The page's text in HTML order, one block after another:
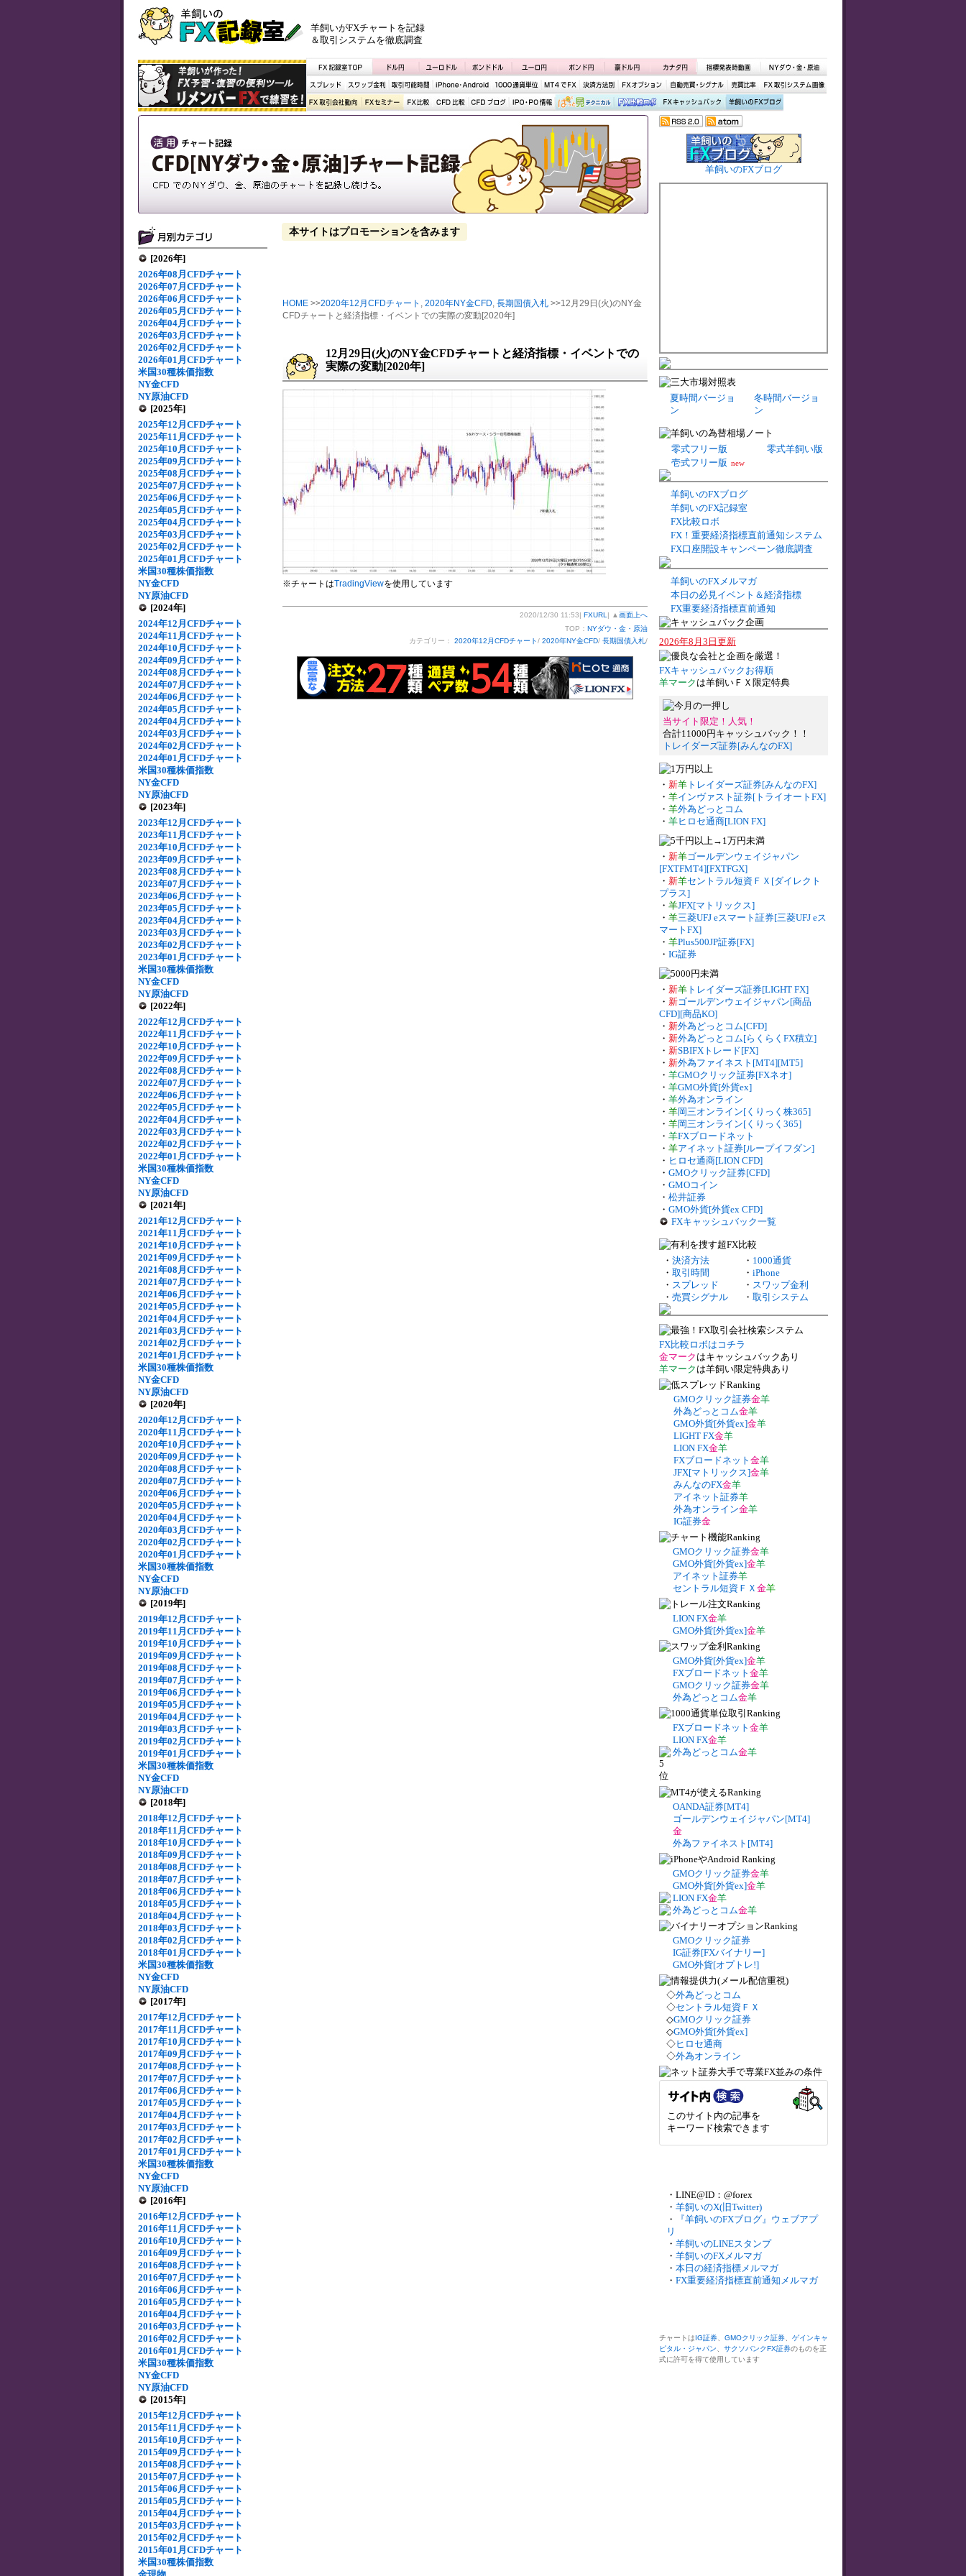
羊飼いがFXチャートを記録
＆取引システムを徹底調査
[2026年]
2026年08月CFDチャート
2026年07月CFDチャート
2026年06月CFDチャート
2026年05月CFDチャート
2026年04月CFDチャート
2026年03月CFDチャート
2026年02月CFDチャート
2026年01月CFDチャート
米国30種株価指数
NY金CFD
NY原油CFD
[2025年]
2025年12月CFDチャート
2025年11月CFDチャート
2025年10月CFDチャート
2025年09月CFDチャート
2025年08月CFDチャート
2025年07月CFDチャート
2025年06月CFDチャート
2025年05月CFDチャート
2025年04月CFDチャート
2025年03月CFDチャート
2025年02月CFDチャート
2025年01月CFDチャート
米国30種株価指数
NY金CFD
NY原油CFD
[2024年]
2024年12月CFDチャート
2024年11月CFDチャート
2024年10月CFDチャート
2024年09月CFDチャート
2024年08月CFDチャート
2024年07月CFDチャート
2024年06月CFDチャート
2024年05月CFDチャート
2024年04月CFDチャート
2024年03月CFDチャート
2024年02月CFDチャート
2024年01月CFDチャート
米国30種株価指数
NY金CFD
NY原油CFD
[2023年]
2023年12月CFDチャート
2023年11月CFDチャート
2023年10月CFDチャート
2023年09月CFDチャート
2023年08月CFDチャート
2023年07月CFDチャート
2023年06月CFDチャート
2023年05月CFDチャート
2023年04月CFDチャート
2023年03月CFDチャート
2023年02月CFDチャート
2023年01月CFDチャート
米国30種株価指数
NY金CFD
NY原油CFD
[2022年]
2022年12月CFDチャート
2022年11月CFDチャート
2022年10月CFDチャート
2022年09月CFDチャート
2022年08月CFDチャート
2022年07月CFDチャート
2022年06月CFDチャート
2022年05月CFDチャート
2022年04月CFDチャート
2022年03月CFDチャート
2022年02月CFDチャート
2022年01月CFDチャート
米国30種株価指数
NY金CFD
NY原油CFD
[2021年]
2021年12月CFDチャート
2021年11月CFDチャート
2021年10月CFDチャート
2021年09月CFDチャート
2021年08月CFDチャート
2021年07月CFDチャート
2021年06月CFDチャート
2021年05月CFDチャート
2021年04月CFDチャート
2021年03月CFDチャート
2021年02月CFDチャート
2021年01月CFDチャート
米国30種株価指数
NY金CFD
NY原油CFD
[2020年]
2020年12月CFDチャート
2020年11月CFDチャート
2020年10月CFDチャート
2020年09月CFDチャート
2020年08月CFDチャート
2020年07月CFDチャート
2020年06月CFDチャート
2020年05月CFDチャート
2020年04月CFDチャート
2020年03月CFDチャート
2020年02月CFDチャート
2020年01月CFDチャート
米国30種株価指数
NY金CFD
NY原油CFD
[2019年]
2019年12月CFDチャート
2019年11月CFDチャート
2019年10月CFDチャート
2019年09月CFDチャート
2019年08月CFDチャート
2019年07月CFDチャート
2019年06月CFDチャート
2019年05月CFDチャート
2019年04月CFDチャート
2019年03月CFDチャート
2019年02月CFDチャート
2019年01月CFDチャート
米国30種株価指数
NY金CFD
NY原油CFD
[2018年]
2018年12月CFDチャート
2018年11月CFDチャート
2018年10月CFDチャート
2018年09月CFDチャート
2018年08月CFDチャート
2018年07月CFDチャート
2018年06月CFDチャート
2018年05月CFDチャート
2018年04月CFDチャート
2018年03月CFDチャート
2018年02月CFDチャート
2018年01月CFDチャート
米国30種株価指数
NY金CFD
NY原油CFD
[2017年]
2017年12月CFDチャート
2017年11月CFDチャート
2017年10月CFDチャート
2017年09月CFDチャート
2017年08月CFDチャート
2017年07月CFDチャート
2017年06月CFDチャート
2017年05月CFDチャート
2017年04月CFDチャート
2017年03月CFDチャート
2017年02月CFDチャート
2017年01月CFDチャート
米国30種株価指数
NY金CFD
NY原油CFD
[2016年]
2016年12月CFDチャート
2016年11月CFDチャート
2016年10月CFDチャート
2016年09月CFDチャート
2016年08月CFDチャート
2016年07月CFDチャート
2016年06月CFDチャート
2016年05月CFDチャート
2016年04月CFDチャート
2016年03月CFDチャート
2016年02月CFDチャート
2016年01月CFDチャート
米国30種株価指数
NY金CFD
NY原油CFD
[2015年]
2015年12月CFDチャート
2015年11月CFDチャート
2015年10月CFDチャート
2015年09月CFDチャート
2015年08月CFDチャート
2015年07月CFDチャート
2015年06月CFDチャート
2015年05月CFDチャート
2015年04月CFDチャート
2015年03月CFDチャート
2015年02月CFDチャート
2015年01月CFDチャート
米国30種株価指数
本サイトはプロモーションを含みます
HOME >>2020年12月CFDチャート , 2020年NY金CFD, 長期国債入札 >>12月29日(火)のNY金
CFDチャートと経済指標・イベントでの実際の変動[2020年]
12月29日(火)のNY金CFDチャートと経済指標・イベントでの
実際の変動[2020年]
※チャートはTradingViewを使用しています
2020/12/30 11:53| FXURL | ▲ 画面上へ
TOP： NYダウ・金・原油
カテゴリー： 2020年12月CFDチャート/ 2020年NY金CFD/ 長期国債入札/
羊飼いのFXブログ
夏時間バージョ
ン
冬時間バージョ
ン
零式フリー版
零式羊飼い版
壱式フリー版 new
羊飼いのFXブログ
羊飼いのFX記録室
FX比較ロボ
FX！重要経済指標直前通知システム
FX口座開設キャンペーン徹底調査
羊飼いのFXメルマガ
本日の必見イベント＆経済指標
FX重要経済指標直前通知
2026年8月3日更新
FXキャッシュバックお得順
羊マーク は羊飼いＦＸ限定特典
当サイト限定！人気！
合計11000円キャッシュバック！！
トレイダーズ証券[みんなのFX]
・ 新羊 トレイダーズ証券[みんなのFX]
・ 羊インヴァスト証券[トライオートFX]
・ 羊外為どっとコム
・ 羊ヒロセ通商[LION FX]
・ 新羊ゴールデンウェイジャパン
[FXTFMT4][FXTFGX]
・ 新羊セントラル短資ＦＸ[ダイレクト
プラス]
・ 羊JFX[マトリックス]
・ 羊三菱UFJ eスマート証券[三菱UFJ eス
マートFX]
・ 羊Plus500JP証券[FX]
・ IG証券
・ 新羊 トレイダーズ証券[LIGHT FX]
・ 新ゴールデンウェイジャパン[商品
CFD][商品KO]
・ 新外為どっとコム[CFD]
・ 新外為どっとコム[らくらくFX積立]
・ 新SBIFXトレード[FX]
・ 新外為ファイネスト[MT4][MT5]
・ 羊GMOクリック証券[FXネオ]
・ 羊GMO外貨[外貨ex]
・ 羊外為オンライン
・ 羊岡三オンライン[くりっく株365]
・ 羊岡三オンライン[くりっく365]
・ 羊FXブロードネット
・ 羊アイネット証券[ループイフダン]
・ ヒロセ通商[LION CFD]
・ GMOクリック証券[CFD]
・ GMOコイン
・ 松井証券
・ GMO外貨[外貨ex CFD]
FXキャッシュバック一覧
・ 決済方法 ・ 1000通貨
・ 取引時間 ・ iPhone
・ スプレッド ・ スワップ金利
・ 売買シグナル ・ 取引システム
FX比較ロボはコチラ
金マーク はキャッシュバックあり
羊マーク は羊飼い限定特典あり
GMOクリック証券金羊
外為どっとコム金羊
GMO外貨[外貨ex]金羊
LIGHT FX金羊
LION FX金羊
FXブロードネット 金羊
JFX[マトリックス]金羊
みんなのFX金羊
アイネット証券羊
外為オンライン金羊
IG証券金
GMOクリック証券金羊
GMO外貨[外貨ex]金羊
アイネット証券羊
セントラル短資ＦＸ 金羊
LION FX金羊
GMO外貨[外貨ex]金羊
GMO外貨[外貨ex]金羊
FXブロードネット 金羊
GMOクリック証券金羊
外為どっとコム金羊
FXブロードネット 金羊
LION FX金羊
外為どっとコム金羊
OANDA証券[MT4]
ゴールデンウェイジャパン[MT4]
金
外為ファイネスト[MT4]
GMOクリック証券金羊
GMO外貨[外貨ex]金羊
LION FX金羊
外為どっとコム金羊
GMOクリック証券
IG証券[FXバイナリー]
GMO外貨[オプトレ!]
◇外為どっとコム
◇セントラル短資ＦＸ
◇GMOクリック証券
◇GMO外貨[外貨ex]
◇ヒロセ通商
◇外為オンライン
このサイト内の記事を
キーワード検索できます
・LINE@ID：@forex
・ 羊飼いのX(旧Twitter)
・
『羊飼いのFXブログ』ウェブアプ
リ
・ 羊飼いのLINEスタンプ
・ 羊飼いのFXメルマガ
・ 本日の経済指標メルマガ
・ FX重要経済指標直前通知メルマガ
チャートはIG証券 GMOクリック証券
ゲインキャ
ピタル・ジャパン
サクソバンクFX証券のものを正
式に許可を得て使用しています